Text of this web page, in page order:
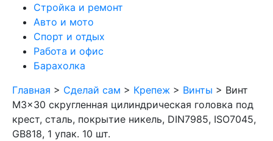
Стройка и ремонт
Авто и мото
Спорт и отдых
Работа и офис
Барахолка
Главная > Сделай сам > Крепеж > Винты > Винт
M3x30 скругленная цилиндрическая головка под
крест, сталь, покрытие никель, DIN7985, ISO7045,
GB818, 1 упак. 10 шт.